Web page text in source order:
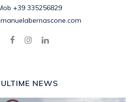
+39 335256829
ULTIME NEWS